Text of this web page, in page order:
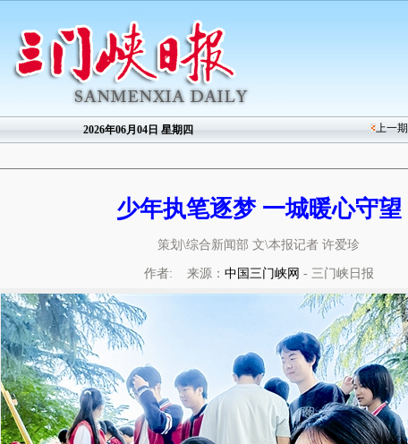
2026年06月04日 星期四
上一期
少年执笔逐梦 一城暖心守望
策划\综合新闻部 文\本报记者 许爱珍
作者: 来源： 中国三门峡网 - 三门峡日报